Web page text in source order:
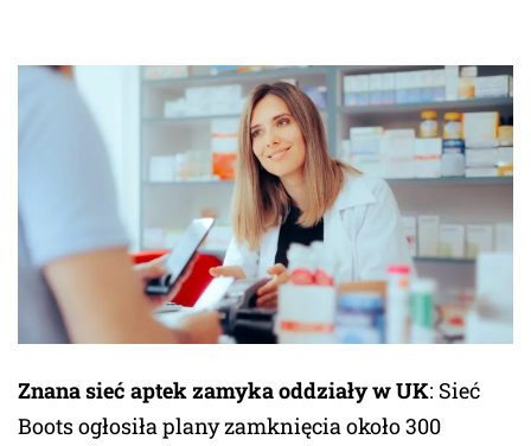
Znana sieć aptek zamyka oddziały w UK: Sieć
Boots ogłosiła plany zamknięcia około 300